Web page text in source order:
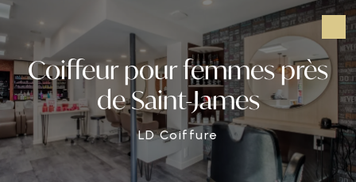
Coiffeur pour femmes près
de Saint-James
LD Coiffure
Panneau de gestion des cookies